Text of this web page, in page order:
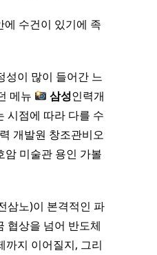
수건이 있기에 족
성이 많이 들어간 느
메뉴
삼성인력개
시점에 따라 다를 수
개발원 창조관비오
암 미술관 용인 가볼
삼노)이 본격적인 파
협상을 넘어 반도체
까지 이어질지, 그리